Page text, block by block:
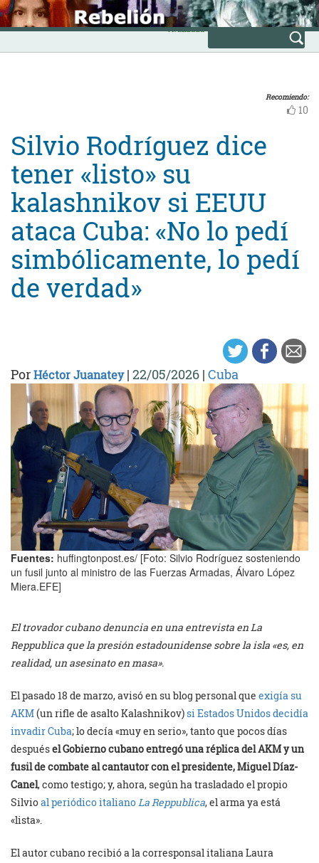
Skip
to
content
INICIO
Avanzada
Recomiendo:
10
Silvio Rodríguez dice
tener «listo» su
kalashnikov si EEUU
ataca Cuba: «No lo pedí
simbólicamente, lo pedí
de verdad»
PorHéctor Juanatey| 22/05/2026 | Cuba
Fuentes: huffingtonpost.es/ [Foto: Silvio Rodríguez sosteniendo
un fusil junto al ministro de las Fuerzas Armadas, Álvaro López
Miera.EFE]
El trovador cubano denuncia en una entrevista en La
Reppublica que la presión estadounidense sobre la isla «es, en
realidad, un asesinato en masa».
El pasado 18 de marzo, avisó en su blog personal que exigía su
AKM(un rifle de asalto Kalashnikov)si Estados Unidos decidía
invadir Cuba; lo decía «muy en serio», tanto que pocos días
despuésel Gobierno cubano entregó una réplica del AKM y un
fusil de combate al cantautor con el presidente, Miguel Díaz-
Canel, como testigo; y, ahora, según ha trasladado el propio
Silvioal periódico italianoLa Reppublica, el arma ya está
«lista».
El autor cubano recibió a la corresponsal italiana Laura